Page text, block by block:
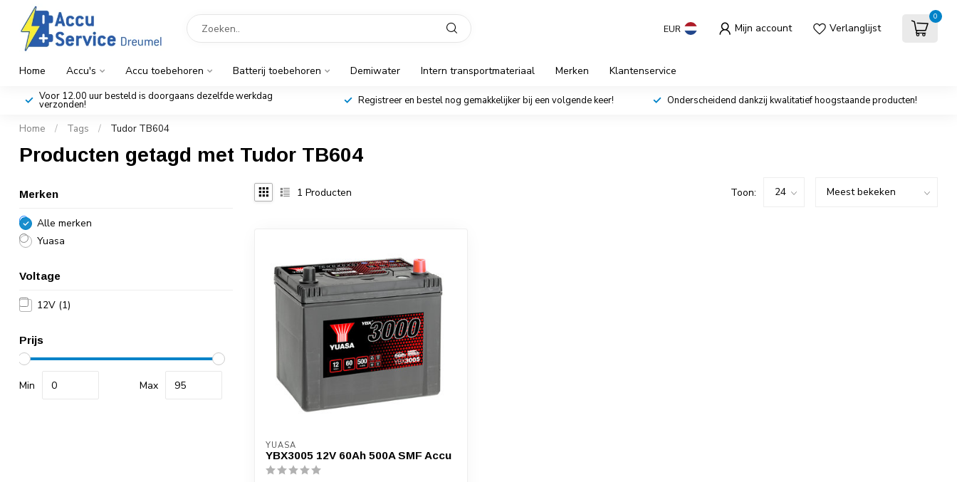
EUR Mijn account Verlanglijst
0
Home Accu's Accu toebehoren Batterij toebehoren Demiwater Intern transportmateriaal Merken Klantenservice
Voor 12.00 uur besteld is doorgaans dezelfde werkdag
verzonden! Registreer en bestel nog gemakkelijker bij een volgende keer! Onderscheidend dankzij kwalitatief hoogstaande producten!
Home / Tags / Tudor TB604
Producten getagd met Tudor TB604
Merken
Alle merken
Yuasa
Voltage
12V (1)
Prijs
Min Max
1 Producten Toon:
YUASA
YBX3005 12V 60Ah 500A SMF Accu